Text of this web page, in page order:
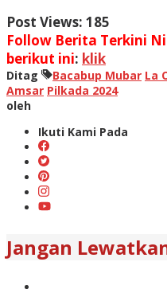
Post Views: 185
Follow Berita Terkini
berikut ini: klik
Ditag Bacabup Mubar La
Amsar Pilkada 2024
oleh
Ikuti Kami Pada
Jangan